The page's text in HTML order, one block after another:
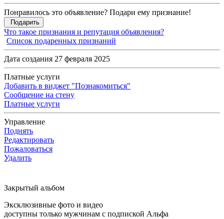
Понравилось это объявление? Подари ему признание!
Подарить
Что такое признания и репутация объявления?
Список подаренных признаний
Дата создания 27 февраля 2025
Платные услуги
Добавить в виджет "Познакомиться"
Сообщение на стену
Платные услуги
Управление
Поднять
Редактировать
Пожаловаться
Удалить
Закрытый альбом
Эксклюзивные фото и видео
доступны только мужчинам с подпиской Альфа